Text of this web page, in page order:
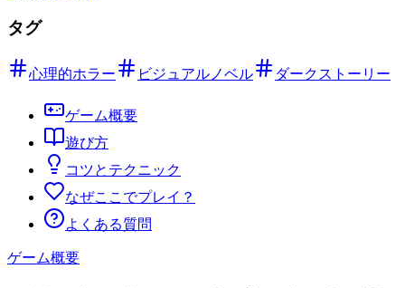
タグ
心理的ホラー ビジュアルノベル ダークストーリー
ゲーム概要
遊び方
コツとテクニック
なぜここでプレイ？
よくある質問
ゲーム概要